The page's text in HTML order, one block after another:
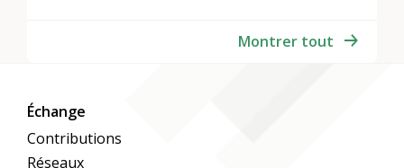
Montrer tout
Échange
Contributions
Réseaux